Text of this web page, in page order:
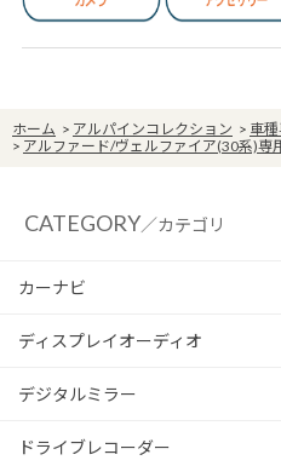
ホーム > アルパインコレクション > 車
> アルファード/ヴェルファイア(30系)専
CATEGORY／カテゴリ
カーナビ
ディスプレイオーディオ
デジタルミラー
ドライブレコーダー